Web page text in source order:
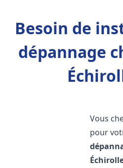
Besoin de
dépannage
Vous
pour